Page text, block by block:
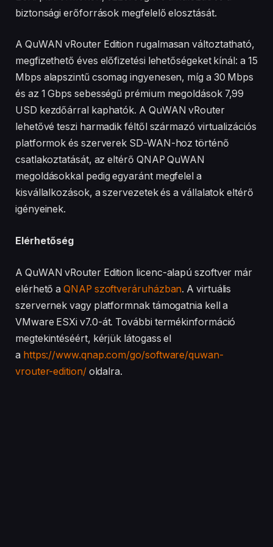
#pcgamer #pcbuild #i5 #tiktok #gamer
#mechanickeyboard #for #foryou #foru #periféria
#gaming #gamingsetup #follow #following #techtok
#goodday #lonly #lonely #lonelylife #dream
#dreamsetup #gamingsetup #gamingdreams #dreams
#happyathome #respect #gift #giftideas #giftofgame
#gifted #giftidea #lovest #forever #story #storytime
#lifestyle #lifehacks #lifetips #lifelessons #lifehackvideo
#moment #moments #besttime #surprise #surprisegift
#ajándék #ajándékötlet #meglepetés #meglepetes
#fejlődés #buildpc #buildpcgaming #kihívás #challenge
#foryoupage
biztonsági erőforrások megfelelő elosztását.
A QuWAN vRouter Edition rugalmasan változtatható,
megfizethető éves előfizetési lehetőségeket kínál: a 15
Mbps alapszintű csomag ingyenesen, míg a 30 Mbps
és az 1 Gbps sebességű prémium megoldások 7,99
USD kezdőárral kaphatók. A QuWAN vRouter
lehetővé teszi harmadik féltől származó virtualizációs
platformok és szerverek SD-WAN-hoz történő
csatlakoztatását, az eltérő QNAP QuWAN
megoldásokkal pedig egyaránt megfelel a
kisvállalkozások, a szervezetek és a vállalatok eltérő
igényeinek.
Elérhetőség
A QuWAN vRouter Edition licenc-alapú szoftver már
elérhető aQNAP szoftveráruházban. A virtuális
szervernek vagy platformnak támogatnia kell a
VMware ESXi v7.0-át. További termékinformáció
megtekintéséért, kérjük látogass el
a https://www.qnap.com/go/software/quwan-
vrouter-edition/oldalra.